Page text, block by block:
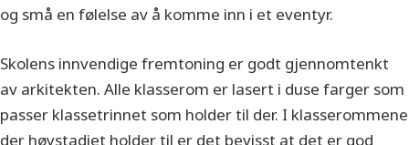
og små en følelse av å komme inn i et eventyr.
Skolens innvendige fremtoning er godt gjennomtenkt
av arkitekten. Alle klasserom er lasert i duse farger som
passer klassetrinnet som holder til der. I klasserommene
der høystadiet holder til er det bevisst at det er god